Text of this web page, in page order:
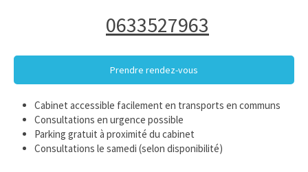
0633527963
Prendre rendez-vous
Cabinet accessible facilement en transports en communs
Consultations en urgence possible
Parking gratuit à proximité du cabinet
Consultations le samedi (selon disponibilité)